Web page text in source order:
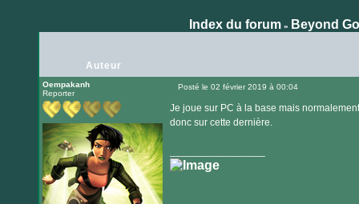
Index du forum» Beyond
Auteur
Oempakanh
Reporter
Posté le 02 février 2019 à 00:04
Je joue sur PC à la base mais
donc sur cette dernière.